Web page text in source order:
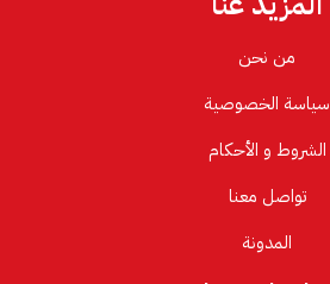
من نحن
سياسة الخصوصية
الشروط و الأحكام
تواصل معنا
المدونة